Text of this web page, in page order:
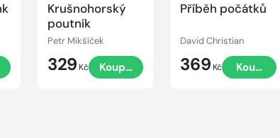
Krušnohorský
poutník
Petr Mikšíček
329 Kč Koupit
Příběh počátků
David Christian
369 Kč Koupit